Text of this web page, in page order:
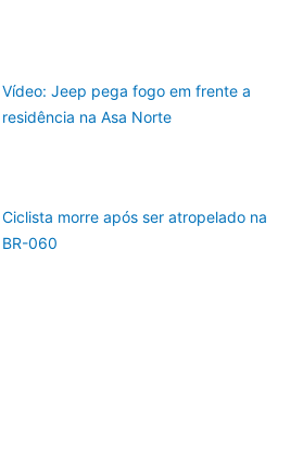
Vídeo: Jeep pega fogo em frente a
residência na Asa Norte
Ciclista morre após ser atropelado na
BR-060